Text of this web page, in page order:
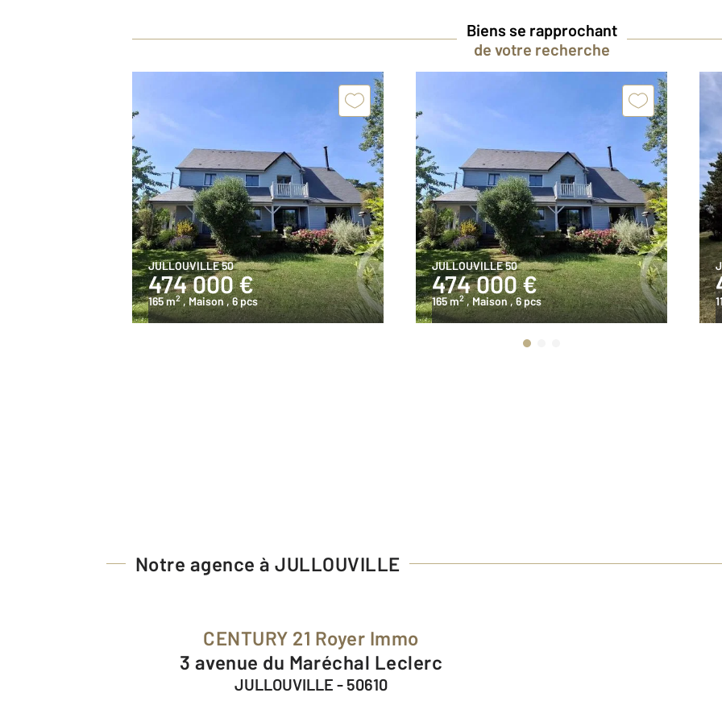
Biens se rapprochant
de votre recherche
JULLOUVILLE 50
474 000 €
165 m2 , Maison, 6 pcs
JULLOUVILLE 50
474 000 €
165 m2 , Maison, 6 pcs
Notre agence à JULLOUVILLE
CENTURY 21 Royer Immo
3 avenue du Maréchal Leclerc
JULLOUVILLE - 50610